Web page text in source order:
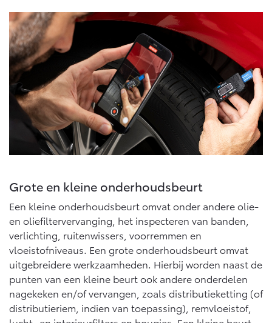
Grote en kleine onderhoudsbeurt
Een kleine onderhoudsbeurt omvat onder andere olie-
en oliefiltervervanging, het inspecteren van banden,
verlichting, ruitenwissers, voorremmen en
vloeistofniveaus. Een grote onderhoudsbeurt omvat
uitgebreidere werkzaamheden. Hierbij worden naast de
punten van een kleine beurt ook andere onderdelen
nagekeken en/of vervangen, zoals distributieketting (of
distributieriem, indien van toepassing), remvloeistof,